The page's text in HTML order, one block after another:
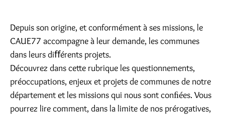
Depuis son origine, et conformément à ses missions, le
CAUE77 accompagne à leur demande, les communes
dans leurs diﬀérents projets.
Découvrez dans cette rubrique les questionnements,
préoccupations, enjeux et projets de communes de notre
département et les missions qui nous sont conﬁées. Vous
pourrez lire comment, dans la limite de nos prérogatives,